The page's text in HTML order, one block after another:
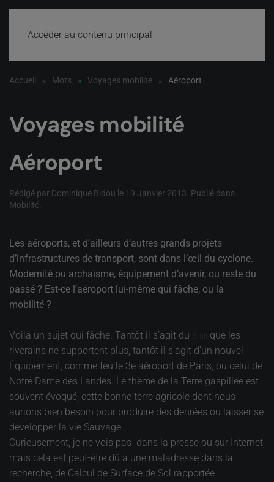
Accéder au contenu principal
Accueil Mots Voyages mobilité Aéroport
Voyages mobilité
Aéroport
Rédigé par Dominique Bidou le 19 Janvier 2013 . Publié dans
Mobilité
Les aéroports, et d’ailleurs d’autres grands projets
d’infrastructures de transport, sont dans l’œil du cyclone.
Modernité ou archaïsme, équipement d’avenir, ou reste du
passé ? Est-ce l’aéroport lui-même qui fâche, ou la
mobilité ?
Voilà un sujet qui fâche. Tantôt il s’agit du
que les
riverains ne supportent plus, tantôt il s’agit d’un nouvel
Équipement, comme feu le 3e aéroport de Paris, ou celui de
Notre Dame des Landes. Le thème de la Terre gaspillée est
souvent évoqué, cette bonne terre agricole dont nous
aurions bien besoin pour produire des denrées ou laisser se
développer la vie Sauvage.
Curieusement, je ne vois pas dans la presse ou sur Internet,
mais cela est peut-être dû à une maladresse dans la
recherche, de Calcul de Surface de Sol rapportée